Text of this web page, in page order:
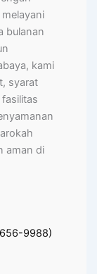
bulanan
kami
syarat
aman di
9988)